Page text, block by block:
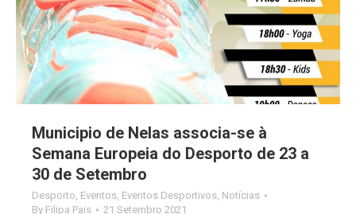
Municipio de Nelas associa-se à
Semana Europeia do Desporto de 23 a
30 de Setembro
Desporto Eventos Eventos Desportivos Notícias
By Filipa Pais 21 Setembro 2021